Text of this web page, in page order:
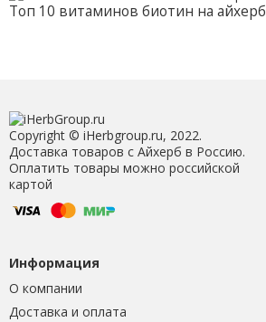
Топ 10 витаминов биотин на айхерб
Copyright © iHerbgroup.ru, 2022.
Доставка товаров с Айхерб в Россию.
Оплатить товары можно российской
картой
Информация
О компании
Доставка и оплата